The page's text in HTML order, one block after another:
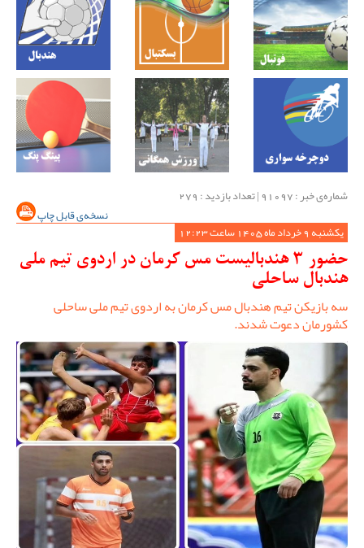
شماره‌ی خبر : ‌91097 | تعداد بازدید : 279
نسخه‌ی قابل چاپ
یکشنبه 9 خرداد ماه 1405 ساعت 12:23
حضور 3 هندبالیست مس کرمان در اردوی تیم ملی
هندبال ساحلی
سه بازیکن تیم هندبال مس کرمان به اردوی تیم ملی ساحلی
کشورمان دعوت شدند.